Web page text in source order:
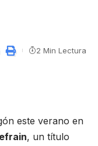
2 Min Lectura
este verano en
, un título